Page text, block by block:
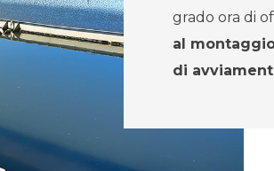
grado ora di
al
di